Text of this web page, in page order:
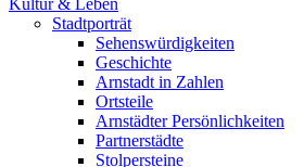
Kultur & Leben
Stadtporträt
Sehenswürdigkeiten
Geschichte
Arnstadt in Zahlen
Ortsteile
Arnstädter Persönlichkeiten
Partnerstädte
Stolpersteine